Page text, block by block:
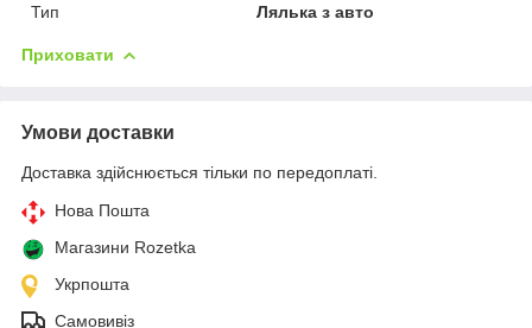
Тип
Лялька з авто
Приховати
Умови доставки
Доставка здійснюється тільки по передоплаті.
Нова Пошта
Магазини Rozetka
Укрпошта
Самовивіз